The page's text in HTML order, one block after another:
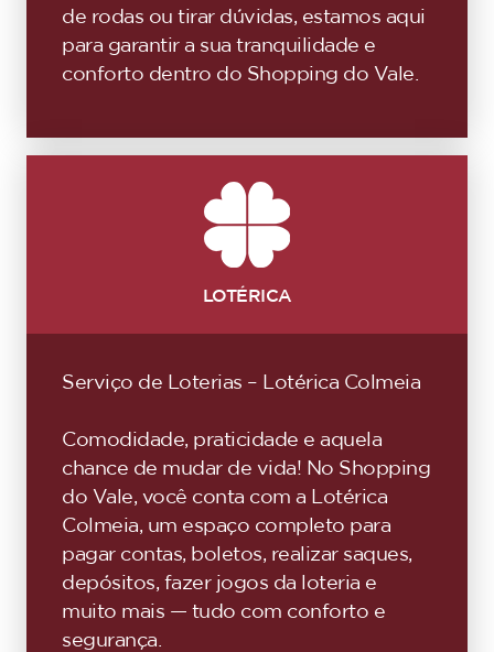
de rodas ou tirar dúvidas, estamos aqui
para garantir a sua tranquilidade e
conforto dentro do Shopping do Vale.
LOTÉRICA
Serviço de Loterias – Lotérica Colmeia
Comodidade, praticidade e aquela
chance de mudar de vida! No Shopping
do Vale, você conta com a Lotérica
Colmeia, um espaço completo para
pagar contas, boletos, realizar saques,
depósitos, fazer jogos da loteria e
muito mais — tudo com conforto e
segurança.